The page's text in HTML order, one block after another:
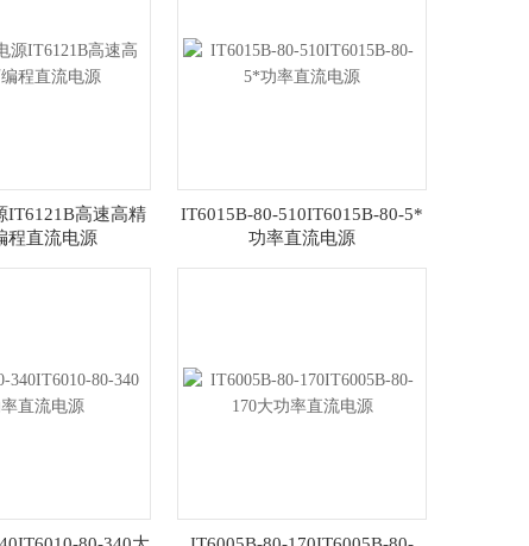
IT6121B高速高精
程直流电源
IT6015B-80-510IT6015B-80-5*
功率直流电源